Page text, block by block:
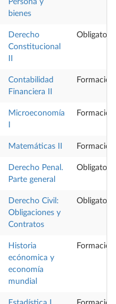
Persona y
bienes
Derecho
Constitucional
Obligatoria
Contabilidad
Financiera II
Microeconomía
Matemáticas II
Derecho Penal.
Parte general
Obligatoria
Derecho Civil:
Obligaciones y
Contratos
Obligatoria
Historia
ecónomica y
economía
mundial